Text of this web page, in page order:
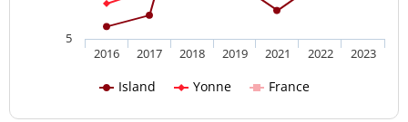
Island Yonne France
2016 2017 2018 2019 2021 2022 2023
5